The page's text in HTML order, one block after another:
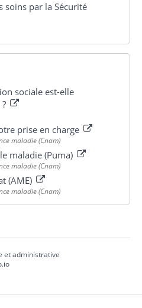
soins par la Sécurité
sociale est-elle
prise en charge
maladie (Cnam)
maladie (Puma)
maladie (Cnam)
(AME)
maladie (Cnam)
et administrative